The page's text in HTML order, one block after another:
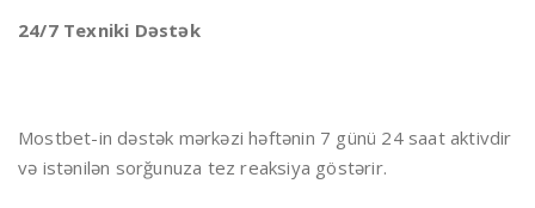
24/7 Texniki Dəstək
Mostbet-in dəstək mərkəzi həftənin 7 günü 24 saat aktivdir
və istənilən sorğunuza tez reaksiya göstərir.